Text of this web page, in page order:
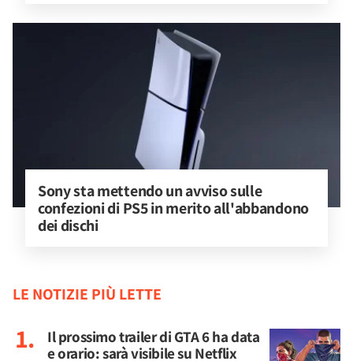
Sony sta mettendo un avviso sulle
confezioni di PS5 in merito all'abbandono
dei dischi
LE NOTIZIE PIÙ LETTE
Il prossimo trailer di GTA 6 ha data
e orario: sarà visibile su Netflix